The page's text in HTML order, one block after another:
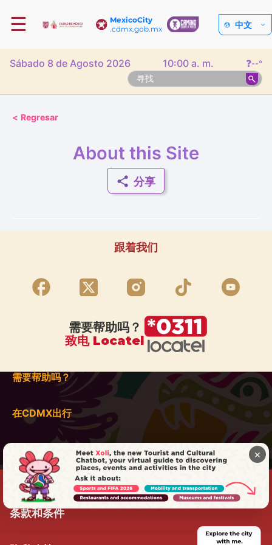
MexicoCity
.cdmx.gob.mx
☰ 中文
Sábado 8 de Agosto 2026 10:00 a. m. ❓--°
< Regresar
About this Site
分享
跟着我们
需要帮助吗？
致电 Locatel
需要帮助吗？
在CDMX出行
条款和条件
×